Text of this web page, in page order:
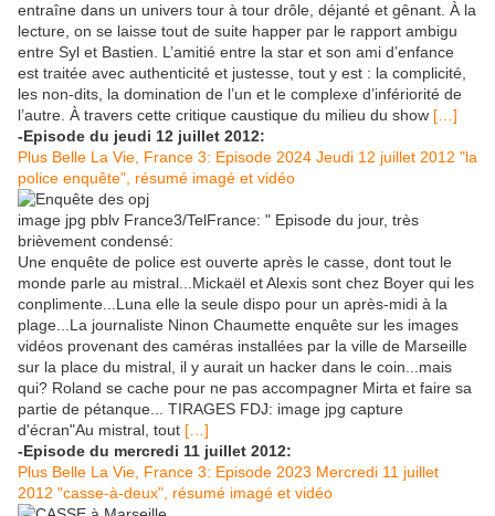
entraîne dans un univers tour à tour drôle, déjanté et gênant. À la
lecture, on se laisse tout de suite happer par le rapport ambigu
entre Syl et Bastien. L’amitié entre la star et son ami d’enfance
est traitée avec authenticité et justesse, tout y est : la complicité,
les non-dits, la domination de l’un et le complexe d’infériorité de
l’autre. À travers cette critique caustique du milieu du show […]
-Episode du jeudi 12 juillet 2012:
Plus Belle La Vie, France 3: Episode 2024 Jeudi 12 juillet 2012 "la
police enquête", résumé imagé et vidéo
image jpg pblv France3/TelFrance: " Episode du jour, très
brièvement condensé:
Une enquête de police est ouverte après le casse, dont tout le
monde parle au mistral...Mickaël et Alexis sont chez Boyer qui les
conplimente...Luna elle la seule dispo pour un après-midi à la
plage...La journaliste Ninon Chaumette enquête sur les images
vidéos provenant des caméras installées par la ville de Marseille
sur la place du mistral, il y aurait un hacker dans le coin...mais
qui? Roland se cache pour ne pas accompagner Mirta et faire sa
partie de pétanque... TIRAGES FDJ: image jpg capture
d'écran"Au mistral, tout […]
-Episode du mercredi 11 juillet 2012:
Plus Belle La Vie, France 3: Episode 2023 Mercredi 11 juillet
2012 "casse-à-deux", résumé imagé et vidéo